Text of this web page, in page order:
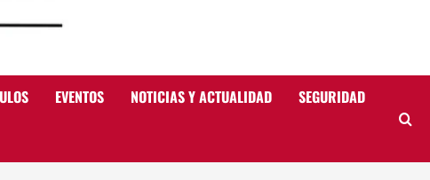
EVENTOS NOTICIAS Y ACTUALIDAD SEGURIDAD